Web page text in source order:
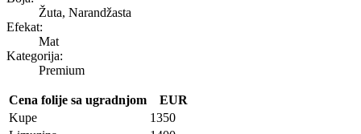
Žuta, Narandžasta
Efekat:
Mat
Kategorija:
Premium
Cena folije sa ugradnjom
EUR
Kupe
1350